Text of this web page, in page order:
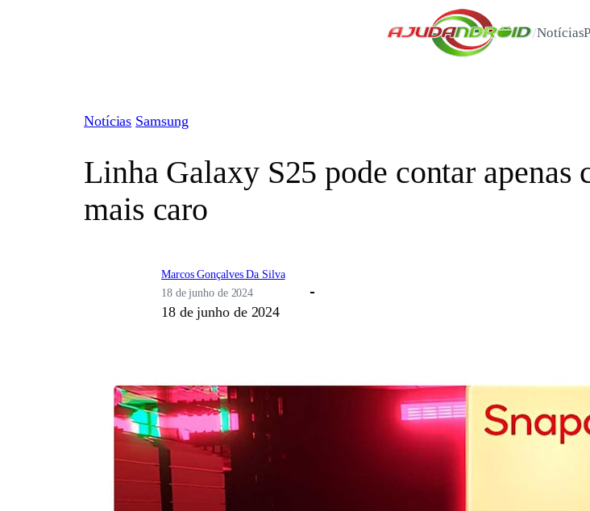
/Notícias
Notícias Samsung
Linha Galaxy S25 pode contar apenas
mais caro
Marcos Gonçalves Da Silva
18 de junho de 2024
18 de junho de 2024